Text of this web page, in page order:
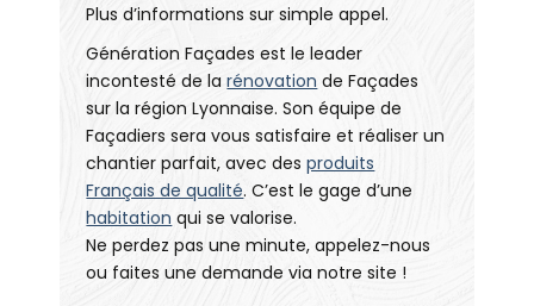
Plus d’informations sur simple appel.
Génération Façades est le leader
incontesté de larénovation de Façades
sur la région Lyonnaise. Son équipe de
Façadiers sera vous satisfaire et réaliser un
chantier parfait, avec desproduits
Français de qualité. C’est le gage d’une
habitation qui se valorise.
Ne perdez pas une minute, appelez-nous
ou faites une demande via notre site !